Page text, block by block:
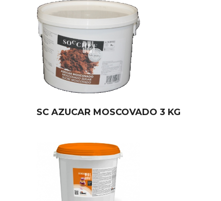
SC AZUCAR MOSCOVADO 3 KG